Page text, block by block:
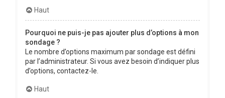
Haut
Pourquoi ne puis-je pas ajouter plus d’options à mon
sondage ?
Le nombre d’options maximum par sondage est défini
par l’administrateur. Si vous avez besoin d’indiquer plus
d’options, contactez-le.
Haut